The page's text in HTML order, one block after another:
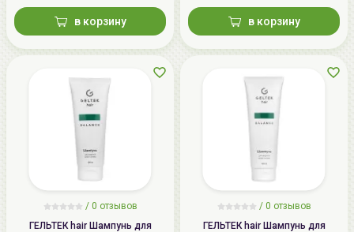
в корзину в корзину
/ 0 отзывов
ГЕЛЬТЕК hair Шампунь для
/ 0 отзывов
ГЕЛЬТЕК hair Шампунь для